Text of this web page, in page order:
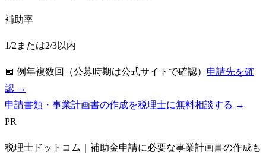
補助率
1/2または2/3以内
📅 例年複数回（公募時期は公式サイトで確認） 申請先を確
認 →
申請書類・事業計画書の作成を税理士に無料相談する →
PR
税理士ドットコム
｜補助金申請に必要な事業計画書の作成も